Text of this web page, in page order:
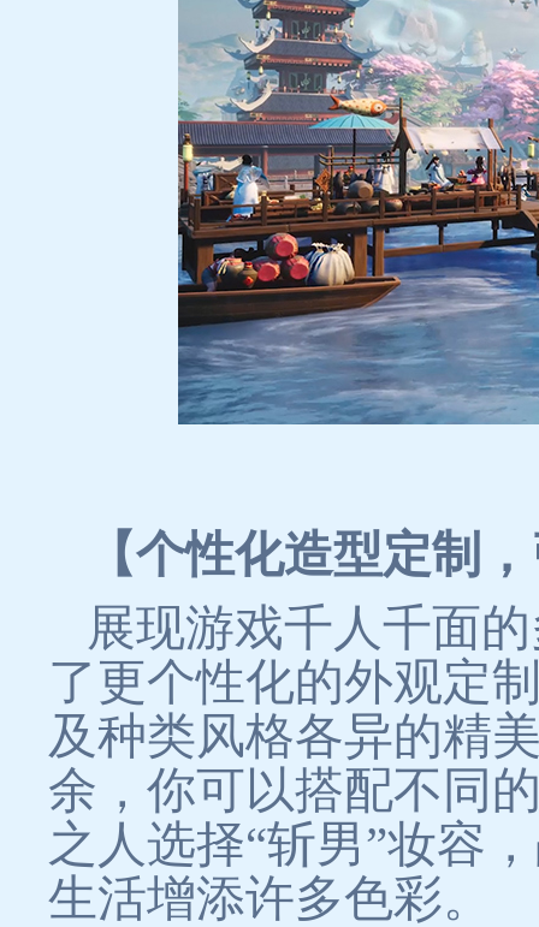
【个性化造型定制
展现游戏千人千面
了更个性化的外观定
及种类风格各异的精
余，你可以搭配不同
之人选择“斩男”妆容
生活增添许多色彩。